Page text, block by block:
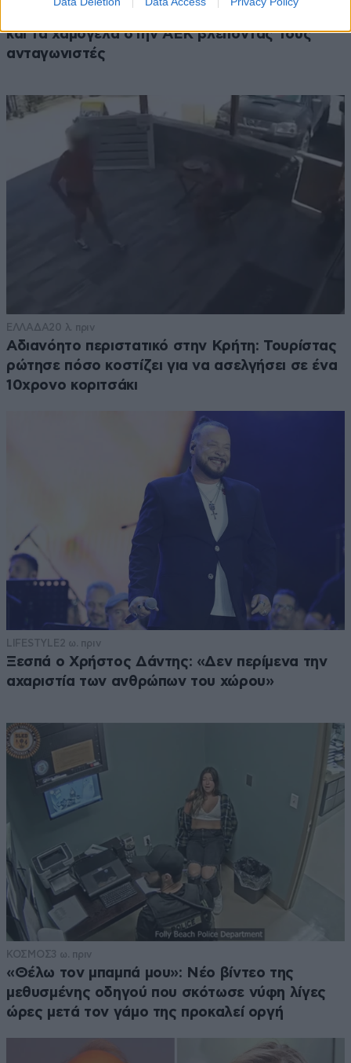
και τα χαμόγελα στην ΑΕΚ βλέποντας τους
ανταγωνιστές
ΕΛΛΑΔΑ20 λ. πριν
Αδιανόητο περιστατικό στην Κρήτη: Τουρίστας
ρώτησε πόσο κοστίζει για να ασελγήσει σε ένα
10χρονο κοριτσάκι
LIFESTYLE 2 ω. πριν
Ξεσπά ο Χρήστος Δάντης: «Δεν περίμενα την
αχαριστία των ανθρώπων του χώρου»
ΚΟΣΜΟΣ3 ω. πριν
«Θέλω τον μπαμπά μου»: Νέο βίντεο της
μεθυσμένης οδηγού που σκότωσε νύφη λίγες
ώρες μετά τον γάμο της προκαλεί οργή